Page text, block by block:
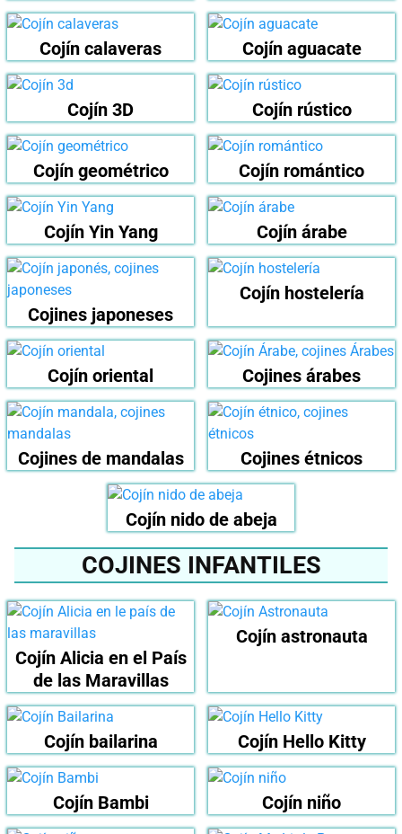
Cojín calaveras Cojín aguacate
Cojín 3D Cojín rústico
Cojín geométrico Cojín romántico
Cojín Yin Yang Cojín árabe
Cojines japoneses
Cojín hostelería
Cojín oriental Cojines árabes
Cojines de mandalas Cojines étnicos
Cojín nido de abeja
COJINES INFANTILES
Cojín Alicia en el País
de las Maravillas
Cojín astronauta
Cojín bailarina Cojín Hello Kitty
Cojín Bambi Cojín niño